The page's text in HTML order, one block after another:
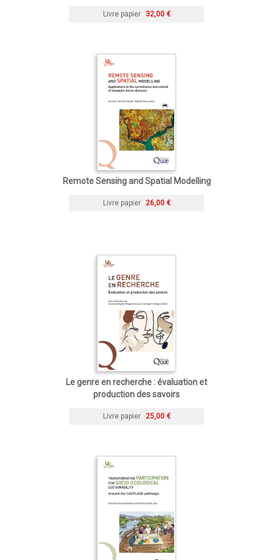
Livre papier 32,00 €
Remote Sensing and Spatial Modelling
Livre papier 26,00 €
Le genre en recherche : évaluation et
production des savoirs
Livre papier 25,00 €